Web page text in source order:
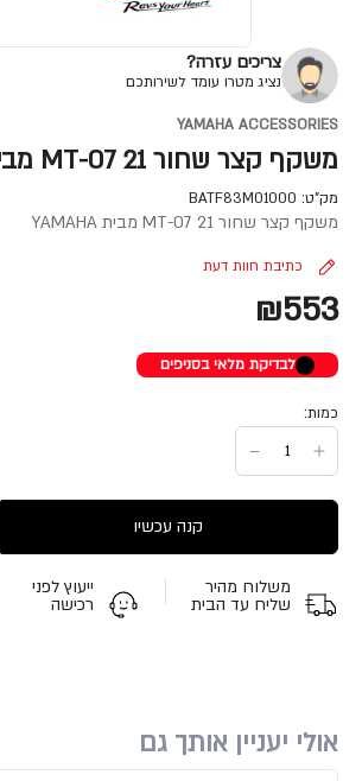
צריכים עזרה?
נציג מטרו עומד לשירותכם
YAMAHA ACCESSORIES
משקף קצר שחור MT-07 21 מבית YAMAHA
מק"ט: BATF83M01000
משקף קצר שחור MT-07 21 מבית YAMAHA
כתיבת חוות דעת
₪553
לבדיקת מלאי בסניפים
כמות:
קנה עכשיו
משלוח מהיר
שליח עד הבית
ייעוץ לפני
רכישה
אולי יעניין אותך גם